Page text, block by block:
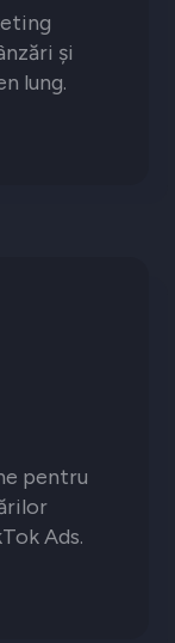
și
lung.
pentru
Ads.